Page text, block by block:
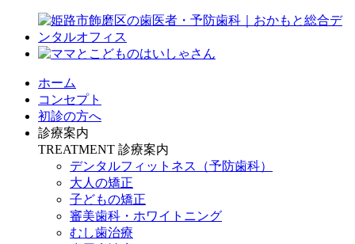
ホーム
コンセプト
初診の方へ
診療案内
TREATMENT 診療案内
デンタルフィットネス
（予防歯科）
大人の矯正
子どもの矯正
審美歯科・ホワイトニング
むし歯治療